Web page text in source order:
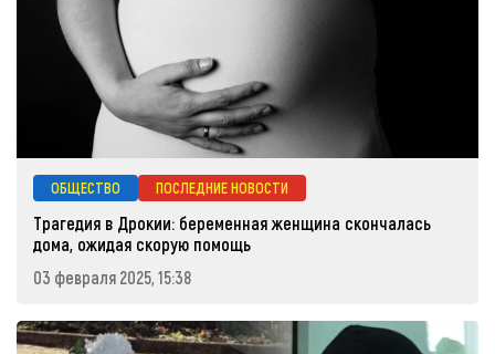
ОБЩЕСТВО ПОСЛЕДНИЕ НОВОСТИ
Трагедия в Дрокии: беременная женщина скончалась
дома, ожидая скорую помощь
03 февраля 2025, 15:38